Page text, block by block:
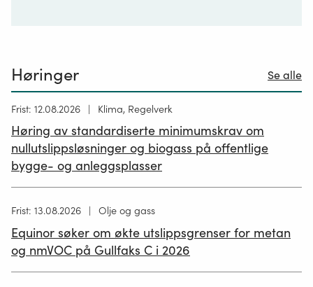
Høringer Se alle
Høring
publisert
12.05.2026
Frist: 12.08.2026 Klima, Regelverk
Høring av standardiserte minimumskrav om
nullutslippsløsninger og biogass på offentlige
bygge- og anleggsplasser
Høring
02.07.2026
Frist: 13.08.2026 Olje og gass
Equinor søker om økte utslippsgrenser for metan
og nmVOC på Gullfaks C i 2026